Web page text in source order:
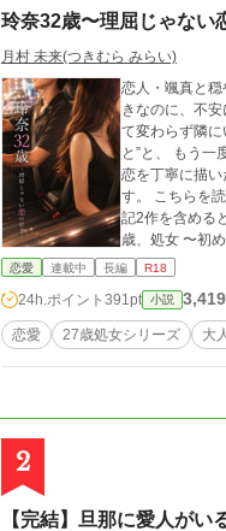
玲奈32歳〜理屈じゃな
月村 未来(つきむら みらい)
恋人・颯真と穏やかな日々を過ごし
きなのに、不安になる。 信じたいのに、疑ってしまう。 大人だからこそ
て変わらず隣にいてくれる
と”と、 もう一度向き合っていく。 恋愛、友情、嫉
恋を丁寧に描いた続編です。 こちらの作品は前作 📖③「玲奈
す。 こちらを読むと 玲奈と颯真の出会いから、そして登場人物の関係性をより深く楽しめます。 あや主人公の下
記2作を含めると全部で4冊、
歳、処女 〜初めては終わらない〜」 上記３冊は
どうぞ。 ⸻ 🩷＝えち回 （読みたい方／避けたい方の目安に） ⏰毎日8:00更新 ⸻ ⚠️ 本作品はフィクション
恋愛 連載中 長編 R18
24h.ポイント 391pt 小説 3,419
恋愛 27歳処女シリーズ 大
2
【完結】旦那に愛人がい